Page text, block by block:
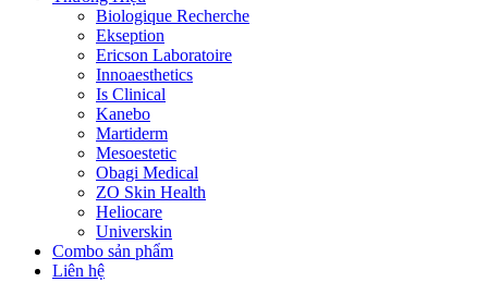
Biologique Recherche
Ekseption
Ericson Laboratoire
Innoaesthetics
Is Clinical
Kanebo
Martiderm
Mesoestetic
Obagi Medical
ZO Skin Health
Heliocare
Universkin
Combo sản phẩm
Liên hệ